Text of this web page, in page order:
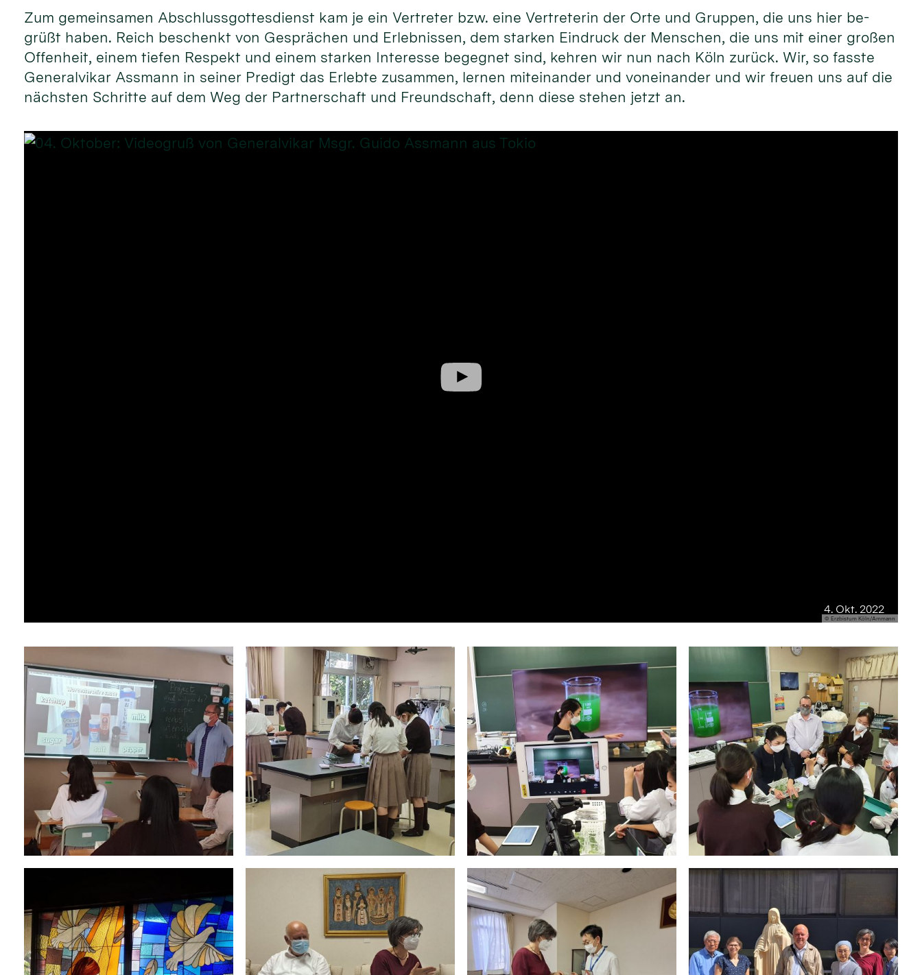
Zum gemein­samen Ab­schluss­gottes­dienst kam je ein Ver­treter bzw. eine Ver­tre­terin der Or­te und Gruppen, die uns hier be­
grüßt haben. Reich be­schenkt von Ge­sprä­chen und Er­leb­nissen, dem star­ken Ein­druck der Men­schen, die uns mit einer großen
Offen­heit, einem tie­fen Res­pekt und ei­nem star­ken In­teresse begeg­net sind, keh­ren wir nun nach Köln zu­rück. Wir, so fasste
General­vikar Assmann in sei­ner Pre­digt das Er­lebte zu­sammen, ler­nen mit­ein­an­der und von­ein­an­der und wir freu­en uns auf die
nächs­ten Schritte auf dem Weg der Part­ner­schaft und Freund­schaft, denn diese ste­hen jetzt an.
4. Okt. 2022
© Erzbistum Köln/Ammann